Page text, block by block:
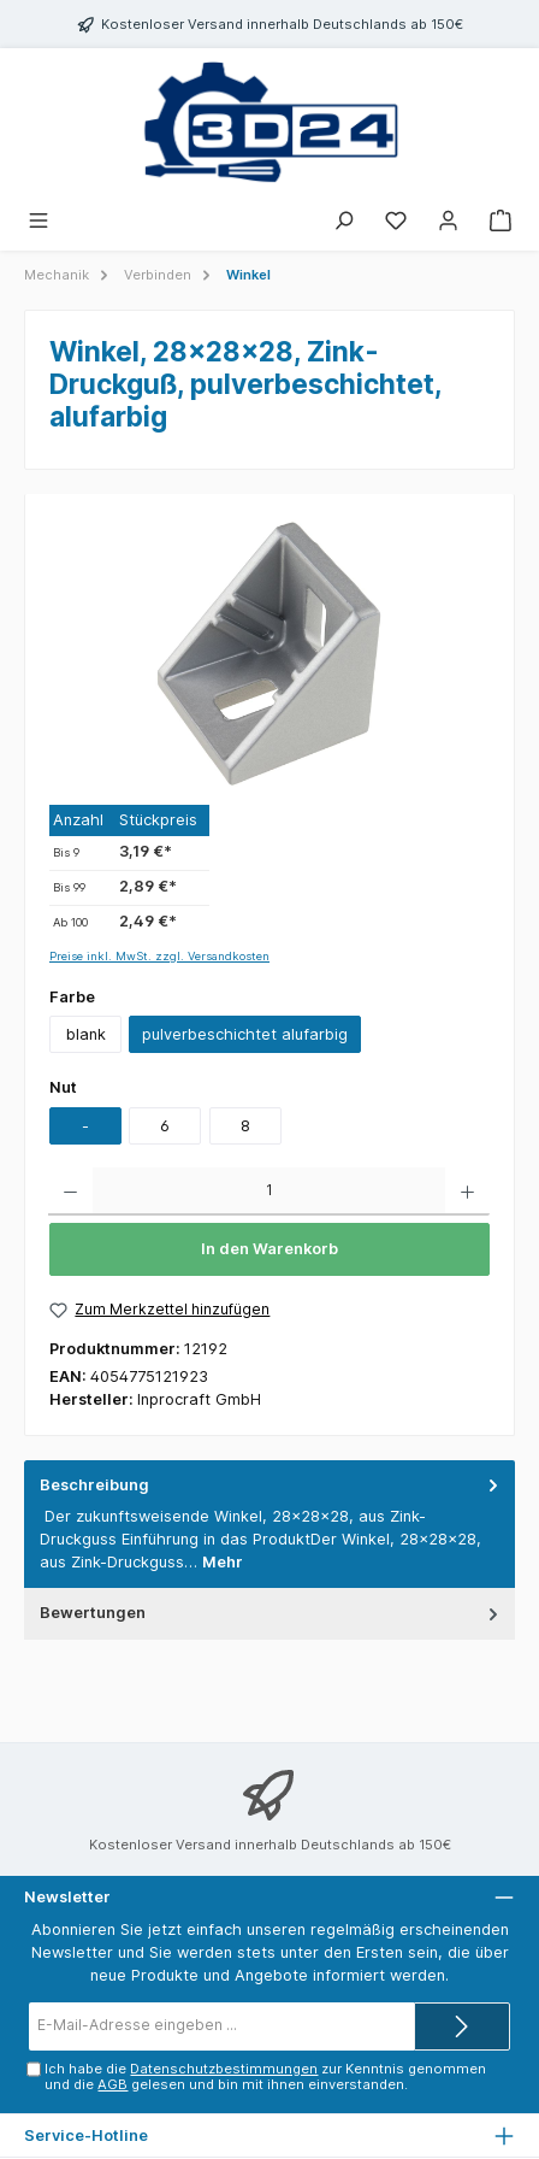
springenKostenloser Versand innerhalb Deutschlands ab 150€
Mechanik Verbinden Winkel
Winkel, 28x28x28, Zink-
Druckguß, pulverbeschichtet,
alufarbig
Anzahl Stückpreis
Bis9 3,19 €*
Bis99 2,89 €*
Ab100 2,49 €*
Preise inkl. MwSt. zzgl. Versandkosten
Farbe
blank pulverbeschichtet alufarbig
Nut
- 6 8
In den Warenkorb
Zum Merkzettel hinzufügen
Produktnummer: 12192
EAN: 4054775121923
Hersteller: Inprocraft GmbH
Beschreibung
Der zukunftsweisende Winkel, 28x28x28, aus Zink-
Druckguss Einführung in das ProduktDer Winkel, 28x28x28,
aus Zink-Druckguss… Mehr
Bewertungen
Kostenloser Versand innerhalb Deutschlands ab 150€
Newsletter
Abonnieren Sie jetzt einfach unseren regelmäßig erscheinenden
Newsletter und Sie werden stets unter den Ersten sein, die über
neue Produkte und Angebote informiert werden.
Mail-
Ich habe die Datenschutzbestimmungen zur Kenntnis genommen
und dieAGB gelesen und bin mit ihnen einverstanden.
Service-Hotline